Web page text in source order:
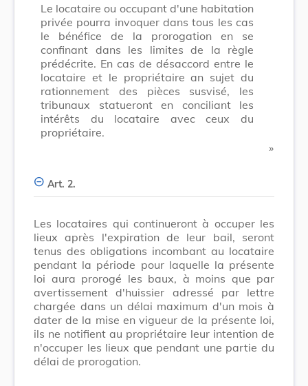
Le locataire ou occupant d'une habitation
privée pourra invoquer dans tous les cas
le bénéfice de la prorogation en se
confinant dans les limites de la règle
prédécrite. En cas de désaccord entre le
locataire et le propriétaire an sujet du
rationnement des pièces susvisé, les
tribunaux statueront en conciliant les
intérêts du locataire avec ceux du
propriétaire.
​ »
Art. 2.
Les locataires qui continueront à occuper les
lieux après l'expiration de leur bail, seront
tenus des obligations incombant au locataire
pendant la période pour laquelle la présente
loi aura prorogé les baux, à moins que par
avertissement d'huissier adressé par lettre
chargée dans un délai maximum d'un mois à
dater de la mise en vigueur de la présente loi,
ils ne notifient au propriétaire leur intention de
n'occuper les lieux que pendant une partie du
délai de prorogation.